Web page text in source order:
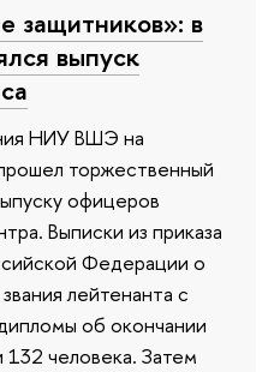
защитников»: в
выпуск
НИУ ВШЭ на
торжественный
офицеров
Выписки из приказа
Федерации о
лейтенанта с
об окончании
132 человека. Затем